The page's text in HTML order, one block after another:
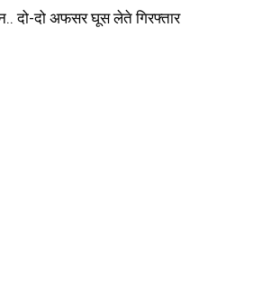
दो-दो अफसर घूस लेते गिरफ्तार